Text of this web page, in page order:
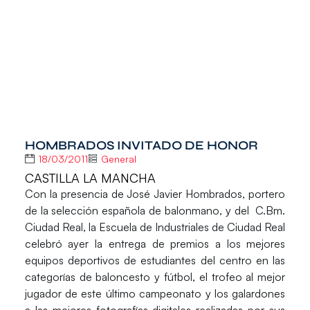
HOMBRADOS INVITADO DE HONOR
18/03/2011 General
CASTILLA LA MANCHA
Con la presencia de José Javier Hombrados, portero
de la selección española de balonmano, y del C.Bm.
Ciudad Real, la Escuela de Industriales de Ciudad Real
celebró ayer la entrega de premios a los mejores
equipos deportivos de estudiantes del centro en las
categorías de baloncesto y fútbol, el trofeo al mejor
jugador de este último campeonato y los galardones